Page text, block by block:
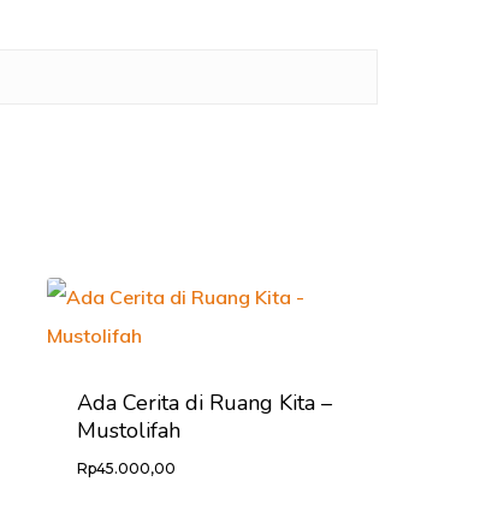
Ada Cerita di Ruang Kita –
Mustolifah
Rp45.000,00